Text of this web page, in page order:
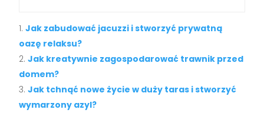
Jak zabudować jacuzzi i stworzyć prywatną
oazę relaksu?
Jak kreatywnie zagospodarować trawnik przed
domem?
Jak tchnąć nowe życie w duży taras i stworzyć
wymarzony azyl?